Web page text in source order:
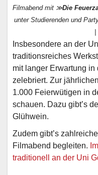
Filmabend mit ≫Die
unter Studierenden und
Insbesondere an der
traditionsreiches
mit langer Erwartung
zelebriert. Zur
1.000 Feierwütigen in
schauen. Dazu gibt’s
Glühwein.
Zudem gibt’s
Filmabend begleiten.
traditionell an der Uni